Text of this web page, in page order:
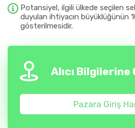
Potansiyel, ilgili ülkede seçilen
duyulan ihtiyacın büyüklüğünün
gösterilmesidir.
Alıcı Bilgilerine
Pazara Giriş